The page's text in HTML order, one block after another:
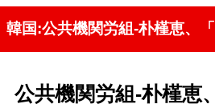
韓国:公共機関労組-朴槿恵、
公共機関労組-朴槿恵